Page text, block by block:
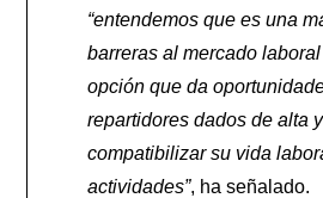
“entendemos que es una
barreras al mercado
opción que da
repartidores dados de alta
compatibilizar su vida
actividades”, ha señalado.